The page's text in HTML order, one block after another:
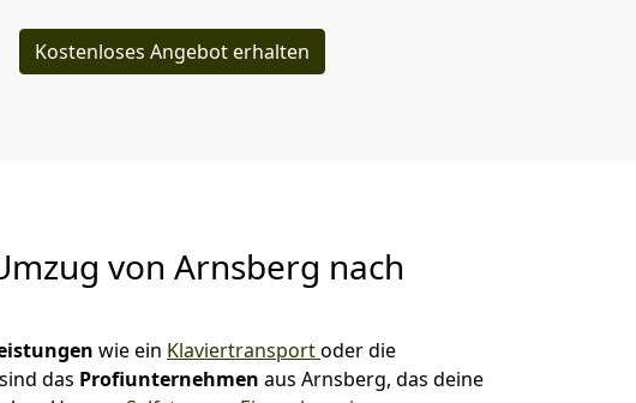
Kostenloses Angebot erhalten
von Arnsberg nach
wie ein Klaviertransportoder die
das Profiunternehmen aus Arnsberg, das deine